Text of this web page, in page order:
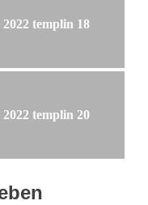
2022 templin 18
2022 templin 20